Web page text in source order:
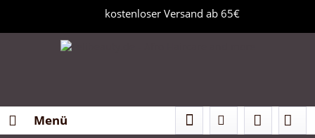
kostenloser Versand ab 65€
Menü